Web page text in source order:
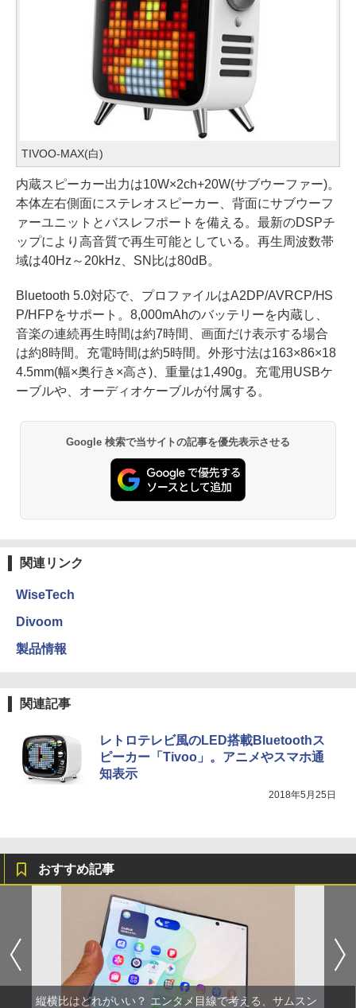
TIVOO-MAX(白)
内蔵スピーカー出力は10W×2ch+20W(サブウーファー)。
本体左右側面にステレオスピーカー、背面にサブウーフ
ァーユニットとバスレフポートを備える。最新のDSPチ
ップにより高音質で再生可能としている。再生周波数帯
域は40Hz～20kHz、SN比は80dB。
Bluetooth 5.0対応で、プロファイルはA2DP/AVRCP/HS
P/HFPをサポート。8,000mAhのバッテリーを内蔵し、
音楽の連続再生時間は約7時間、画面だけ表示する場合
は約8時間。充電時間は約5時間。外形寸法は163×86×18
4.5mm(幅×奥行き×高さ)、重量は1,490g。充電用USBケ
ーブルや、オーディオケーブルが付属する。
Google 検索で当サイトの記事を優先表示させる
関連リンク
WiseTech
Divoom
製品情報
関連記事
レトロテレビ風のLED搭載Bluetoothス
ピーカー「Tivoo」。アニメやスマホ通
知表示
2018年5月25日
おすすめ記事
縦横比はどれがいい？ エンタメ目線で考える、サムスン